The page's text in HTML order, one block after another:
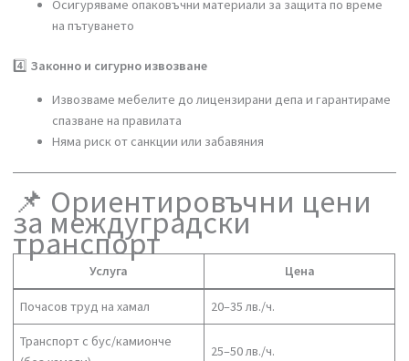
Разглобяване и опаковане
Разглобяваме мебели при нужда
на пътуването
Законно и сигурно извозване
спазване на правилата
Няма риск от санкции или забавяния
📌 Ориентировъчни цени
за междуградски
транспорт